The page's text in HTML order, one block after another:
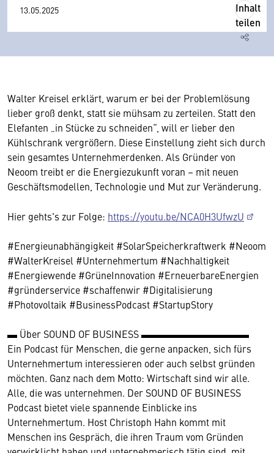
13.05.2025
Inhalt
teilen
Walter Kreisel erklärt, warum er bei der Problemlösung
lieber groß denkt, statt sie mühsam zu zerteilen. Statt den
Elefanten „in Stücke zu schneiden“, will er lieber den
Kühlschrank vergrößern. Diese Einstellung zieht sich durch
sein gesamtes Unternehmerdenken. Als Gründer von
Neoom treibt er die Energiezukunft voran – mit neuen
Geschäftsmodellen, Technologie und Mut zur Veränderung.
Hier gehts's zur Folge: https://youtu.be/NCA0H3UfwzU
#Energieunabhängigkeit #SolarSpeicherkraftwerk #Neoom
#WalterKreisel #Unternehmertum #Nachhaltigkeit
#Energiewende #GrüneInnovation #ErneuerbareEnergien
#gründerservice #schaffenwir #Digitalisierung
#Photovoltaik #BusinessPodcast #StartupStory
▬ Über SOUND OF BUSINESS ▬▬▬▬▬▬▬▬▬▬▬
Ein Podcast für Menschen, die gerne anpacken, sich fürs
Unternehmertum interessieren oder auch selbst gründen
möchten. Ganz nach dem Motto: Wirtschaft sind wir alle.
Alle, die was unternehmen. Der SOUND OF BUSINESS
Podcast bietet viele spannende Einblicke ins
Unternehmertum. Host Christoph Hahn kommt mit
Menschen ins Gespräch, die ihren Traum vom Gründen